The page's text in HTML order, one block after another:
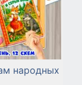
народных